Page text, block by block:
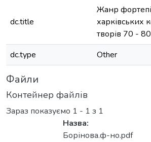
dc.title
Жанр
харківських
творів 70 -
dc.type
Other
Файли
Контейнер файлів
Зараз показуємо 1 - 1 з 1
Назва:
Борінова.ф-но.pdf